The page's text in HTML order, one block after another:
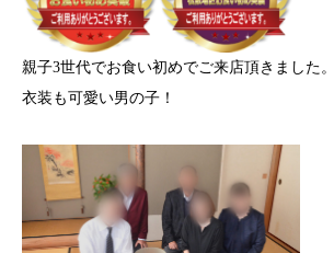
親子3世代でお食い初めでご来店頂きました。
衣装も可愛い男の子！